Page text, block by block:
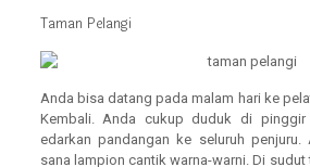
Taman Pelangi
Anda bisa datang pada malam hari ke
Kembali. Anda cukup duduk di
edarkan pandangan ke seluruh
sana lampion cantik warna-warni. Di